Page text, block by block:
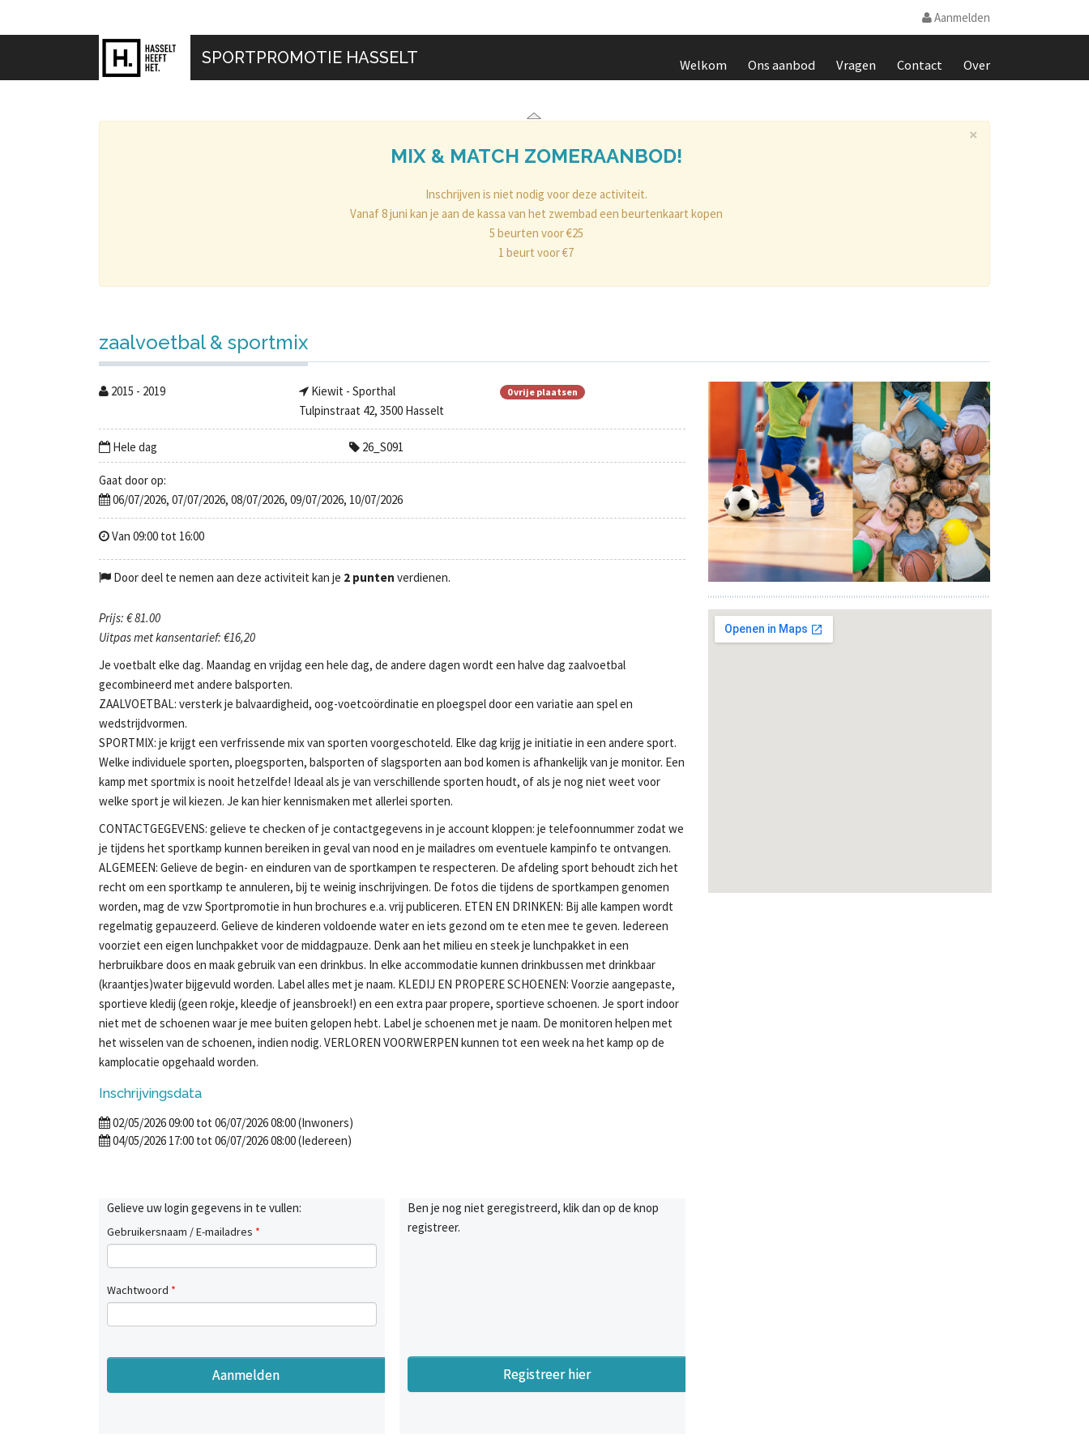
Aanmelden
Welkom Ons aanbod Vragen Contact Over
SPORTPROMOTIE HASSELT
×
MIX & MATCH ZOMERAANBOD!
Inschrijven is niet nodig voor deze activiteit.
Vanaf 8 juni kan je aan de kassa van het zwembad een beurtenkaart kopen
5 beurten voor €25
1 beurt voor €7
zaalvoetbal & sportmix
2015 - 2019
Kiewit - Sporthal
Tulpinstraat 42, 3500 Hasselt
0 vrije plaatsen
Hele dag 26_S091
Gaat door op:
06/07/2026, 07/07/2026, 08/07/2026, 09/07/2026, 10/07/2026
Van 09:00 tot 16:00
Door deel te nemen aan deze activiteit kan je 2 punten verdienen.
Prijs: € 81.00
Uitpas met kansentarief: €16,20
Je voetbalt elke dag. Maandag en vrijdag een hele dag, de andere dagen wordt een halve dag zaalvoetbal
gecombineerd met andere balsporten.
ZAALVOETBAL: versterk je balvaardigheid, oog-voetcoördinatie en ploegspel door een variatie aan spel en
wedstrijdvormen.
SPORTMIX: je krijgt een verfrissende mix van sporten voorgeschoteld. Elke dag krijg je initiatie in een andere sport.
Welke individuele sporten, ploegsporten, balsporten of slagsporten aan bod komen is afhankelijk van je monitor. Een
kamp met sportmix is nooit hetzelfde! Ideaal als je van verschillende sporten houdt, of als je nog niet weet voor
welke sport je wil kiezen. Je kan hier kennismaken met allerlei sporten.
CONTACTGEGEVENS: gelieve te checken of je contactgegevens in je account kloppen: je telefoonnummer zodat we
je tijdens het sportkamp kunnen bereiken in geval van nood en je mailadres om eventuele kampinfo te ontvangen.
ALGEMEEN: Gelieve de begin- en einduren van de sportkampen te respecteren. De afdeling sport behoudt zich het
recht om een sportkamp te annuleren, bij te weinig inschrijvingen. De fotos die tijdens de sportkampen genomen
worden, mag de vzw Sportpromotie in hun brochures e.a. vrij publiceren. ETEN EN DRINKEN: Bij alle kampen wordt
regelmatig gepauzeerd. Gelieve de kinderen voldoende water en iets gezond om te eten mee te geven. Iedereen
voorziet een eigen lunchpakket voor de middagpauze. Denk aan het milieu en steek je lunchpakket in een
herbruikbare doos en maak gebruik van een drinkbus. In elke accommodatie kunnen drinkbussen met drinkbaar
(kraantjes)water bijgevuld worden. Label alles met je naam. KLEDIJ EN PROPERE SCHOENEN: Voorzie aangepaste,
sportieve kledij (geen rokje, kleedje of jeansbroek!) en een extra paar propere, sportieve schoenen. Je sport indoor
niet met de schoenen waar je mee buiten gelopen hebt. Label je schoenen met je naam. De monitoren helpen met
het wisselen van de schoenen, indien nodig. VERLOREN VOORWERPEN kunnen tot een week na het kamp op de
kamplocatie opgehaald worden.
Inschrijvingsdata
02/05/2026 09:00 tot 06/07/2026 08:00 (Inwoners)
04/05/2026 17:00 tot 06/07/2026 08:00 (Iedereen)
Gelieve uw login gegevens in te vullen:
Gebruikersnaam / E-mailadres *
Wachtwoord *
Ben je nog niet geregistreerd, klik dan op de knop
registreer.
Registreer hier